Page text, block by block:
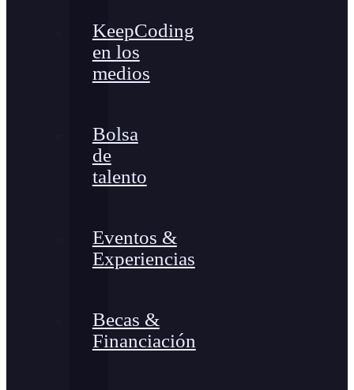
KeepCoding
en los
medios
Bolsa
de
talento
Eventos &
Experiencias
Becas &
Financiación